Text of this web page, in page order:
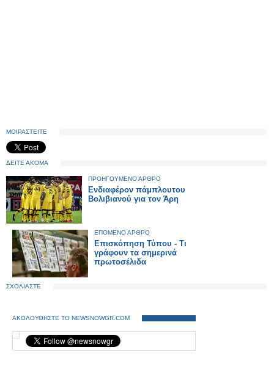
ΜΟΙΡΑΣΤΕΙΤΕ
ΔΕΙΤΕ ΑΚΟΜΑ
ΠΡΟΗΓΟΥΜΕΝΟ ΑΡΘΡΟ
Ενδιαφέρον πάμπλουτου
Βολιβιανού για τον Άρη
ΕΠΟΜΕΝΟ ΑΡΘΡΟ
Επισκόπηση Τύπου - Τι
γράφουν τα σημερινά
πρωτοσέλιδα
ΣΧΟΛΙΑΣΤΕ
ΑΚΟΛΟΥΘΗΣΤΕ ΤΟ NEWSNOWGR.COM